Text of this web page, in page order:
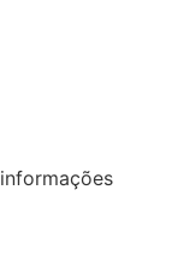
informações